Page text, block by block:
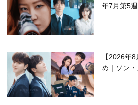
年7月第5
【2026年
め｜ソン・